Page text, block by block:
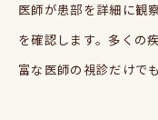
医師が患部を詳細に観
を確認します。多くの
富な医師の視診だけで